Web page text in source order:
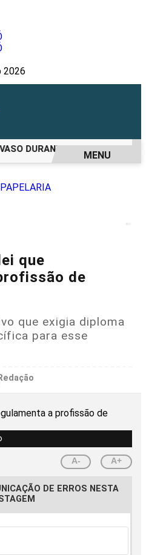
2026
DURANTE BRIGA FAMILIAR
MENU
que
de
que exigia diploma
para esse
A- A+
DE ERROS NESTA